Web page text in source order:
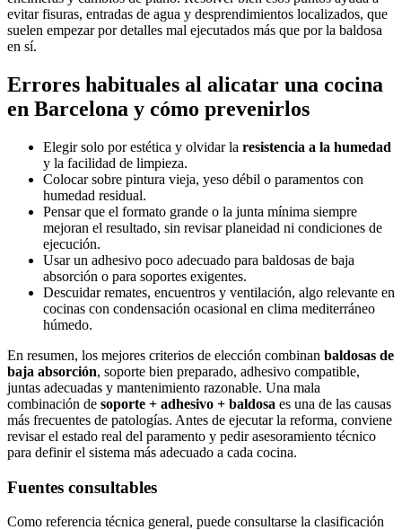
evitar fisuras, entradas de agua y desprendimientos localizados, que
suelen empezar por detalles mal ejecutados más que por la baldosa
en sí.
Errores habituales al alicatar una cocina
en Barcelona y cómo prevenirlos
Elegir solo por estética y olvidar la resistencia a la humedad
y la facilidad de limpieza.
Colocar sobre pintura vieja, yeso débil o paramentos con
humedad residual.
Pensar que el formato grande o la junta mínima siempre
mejoran el resultado, sin revisar planeidad ni condiciones de
ejecución.
Usar un adhesivo poco adecuado para baldosas de baja
absorción o para soportes exigentes.
Descuidar remates, encuentros y ventilación, algo relevante en
cocinas con condensación ocasional en clima mediterráneo
húmedo.
En resumen, los mejores criterios de elección combinan baldosas de
baja absorción, soporte bien preparado, adhesivo compatible,
juntas adecuadas y mantenimiento razonable. Una mala
combinación de soporte + adhesivo + baldosa es una de las causas
más frecuentes de patologías. Antes de ejecutar la reforma, conviene
revisar el estado real del paramento y pedir asesoramiento técnico
para definir el sistema más adecuado a cada cocina.
Fuentes consultables
Como referencia técnica general, puede consultarse la clasificación